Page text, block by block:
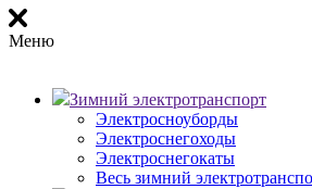
Меню
Зимний электротранспорт
Электросноуборды
Электроснегоходы
Электроснегокаты
Весь зимний